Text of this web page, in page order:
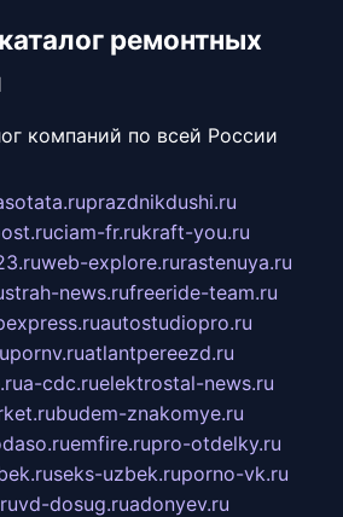
ремонтных
компаний по всей России
prazdnikdushi.ru
ciam-fr.rukraft-you.ru
web-explore.rurastenuya.ru
strah-news.rufreeride-team.ru
autostudiopro.ru
pornv.ruatlantpereezd.ru
a-cdc.ruelektrostal-news.ru
budem-znakomye.ru
emfire.rupro-otdelky.ru
seks-uzbek.ruporno-vk.ru
vd-dosug.ruadonyev.ru